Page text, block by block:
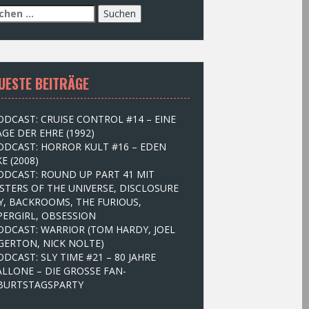
BEITRÄGE
CRUISE CONTROL #14 – EINE
DER EHRE (1992)
HORROR KULT #16 – EDEN
(2008)
ROUND UP PART 41 MIT
OF THE UNIVERSE, DISCLOSURE
BACKROOMS, THE FURIOUS,
OBSESSION
WARRIOR (TOM HARDY, JOEL
NICK NOLTE)
SLY TIME #21 – 80 JAHRE
– DIE GROSSE FAN-